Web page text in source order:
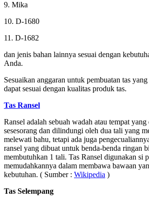
9. Mika
10. D-1680
11. D-1682
dan jenis bahan lainnya sesuai dengan
Anda.
Sesuaikan anggaran untuk pembuatan tas
dapat sesuai dengan kualitas produk tas.
Tas Ransel
Ransel adalah sebuah wadah atau tempat
sesesorang dan dilindungi oleh dua tali yang
melewati bahu, tetapi ada juga
ransel yang dibuat untuk benda-benda ringan
membutuhkan 1 tali. Tas Ransel digunakan si
memudahkannya dalam membawa bawaan
kebutuhan. ( Sumber : Wikipedia )
Tas Selempang